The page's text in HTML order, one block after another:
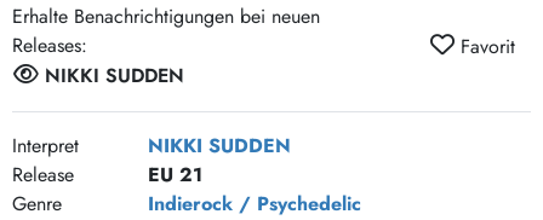
Erhalte Benachrichtigungen bei neuen
Releases:
NIKKI SUDDEN
Favorit
Interpret
NIKKI SUDDEN
Release
EU 21
Genre
Indierock / Psychedelic